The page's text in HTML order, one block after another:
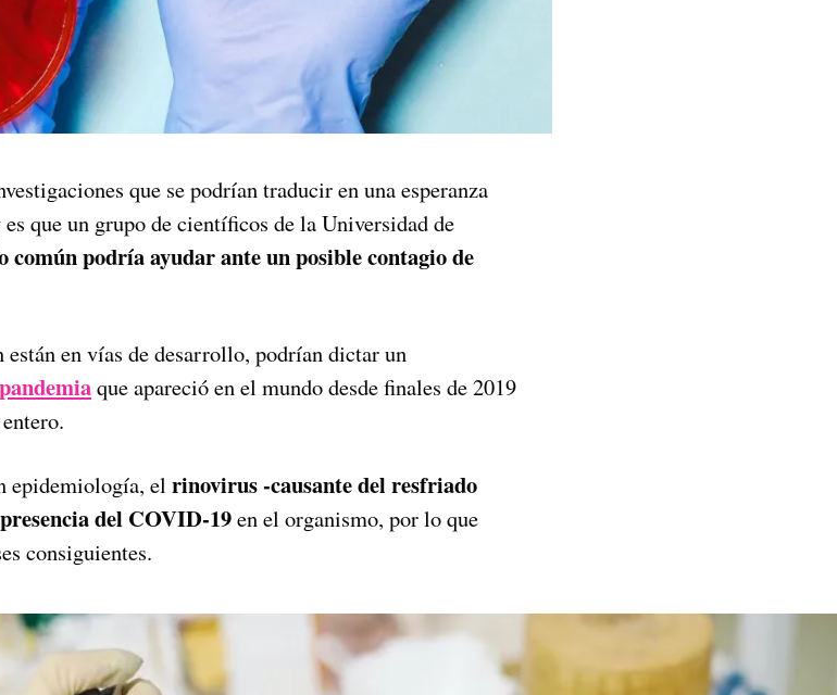
que se podrían traducir en una esperanza
es que un grupo de científicos de la Universidad de
común podría ayudar ante un posible contagio de
en vías de desarrollo, podrían dictar un
pandemiaque apareció en el mundo desde finales de 2019
epidemiología, el rinovirus -causante del resfriado
del COVID-19en el organismo, por lo que
consiguientes.